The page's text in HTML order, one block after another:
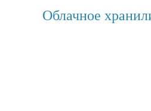
Облачное